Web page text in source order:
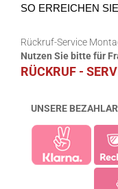
SO ERREICHEN
Rückruf-Service
Nutzen Sie bitte für
RÜCKRUF -
UNSERE